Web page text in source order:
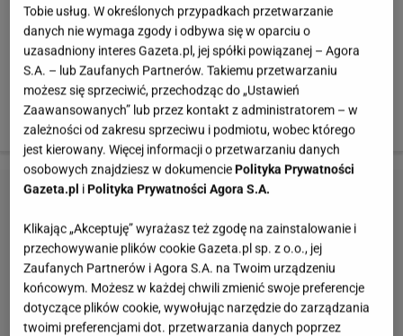
Tobie usług. W określonych przypadkach przetwarzanie
danych nie wymaga zgody i odbywa się w oparciu o
uzasadniony interes Gazeta.pl, jej spółki powiązanej – Agora
S.A. – lub Zaufanych Partnerów. Takiemu przetwarzaniu
możesz się sprzeciwić, przechodząc do „Ustawień
Zaawansowanych” lub przez kontakt z administratorem – w
zależności od zakresu sprzeciwu i podmiotu, wobec którego
jest kierowany. Więcej informacji o przetwarzaniu danych
osobowych znajdziesz w dokumenciePolityka Prywatności
Gazeta.pl iPolityka Prywatności Agora S.A.
Klikając „Akceptuję” wyrażasz też zgodę na zainstalowanie i
przechowywanie plików cookie Gazeta.pl sp. z o.o., jej
Zaufanych Partnerów i Agora S.A. na Twoim urządzeniu
końcowym. Możesz w każdej chwili zmienić swoje preferencje
dotyczące plików cookie, wywołując narzędzie do zarządzania
twoimi preferencjami dot. przetwarzania danych poprzez